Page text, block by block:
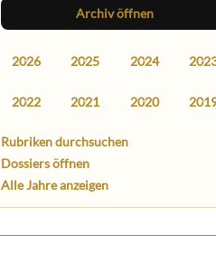
Archiv öffnen
2026 2025 2024
2022 2021 2020
Rubriken durchsuchen
Dossiers öffnen
Alle Jahre anzeigen